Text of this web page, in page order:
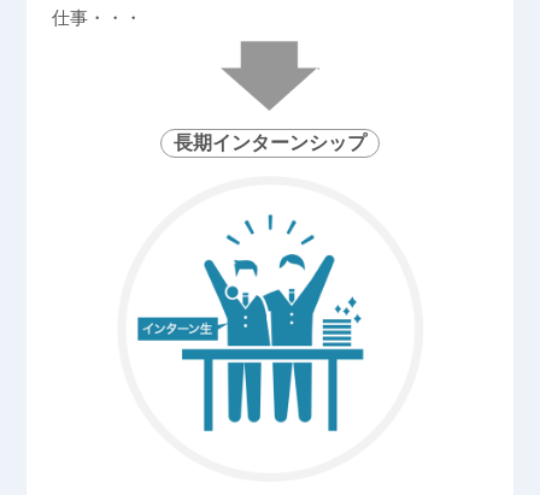
仕事・・・
長期インターンシップ